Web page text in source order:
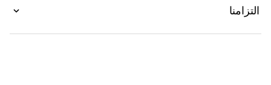
التزامنا